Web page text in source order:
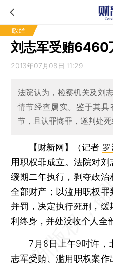
政经
刘志军受贿6460
2013年07月08日 11:29
法院认为，检察机关及刘
情节经查属实。鉴于其
节，且认罪悔罪，遂判处死
【财新网】（记者
用职权罪成立。法院对刘
缓期二年执行，剥夺政治
全部财产；以滥用职权
并罚，决定执行死刑，
利终身，并处没收个人全
7月8日上午9时许，
志军受贿、滥用职权案